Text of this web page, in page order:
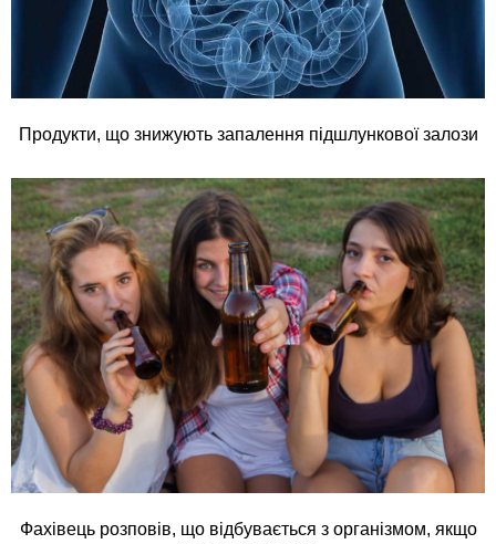
Продукти, що знижують запалення підшлункової залози
Фахівець розповів, що відбувається з організмом, якщо